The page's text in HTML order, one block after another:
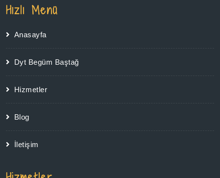
Hızlı Menü
Anasayfa
Dyt Begüm Baştağ
Hizmetler
Blog
İletişim